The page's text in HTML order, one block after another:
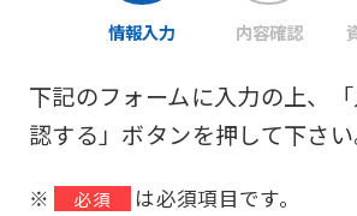
情報入力 内容確認
下記のフォームに入力の上、
認する」ボタンを押して下さい
※ 必須
は必須項目です。